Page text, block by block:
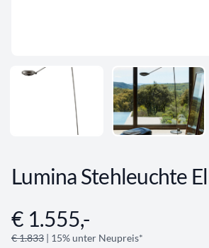
Lumina Stehleuchte
Angebotsinformationen
€ 1.555,-
€ 1.833 | 15% unter Neupreis*